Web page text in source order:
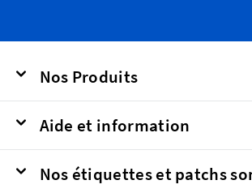
Nos Produits
Aide et information
Nos étiquettes et patchs